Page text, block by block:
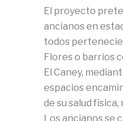
El proyecto
ancianos en
todos
Flores o barrios
El Caney,
espacios
de su salud
Los ancianos se